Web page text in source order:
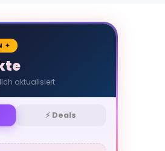
🛒
✦
aktualisiert
⚡ Deals